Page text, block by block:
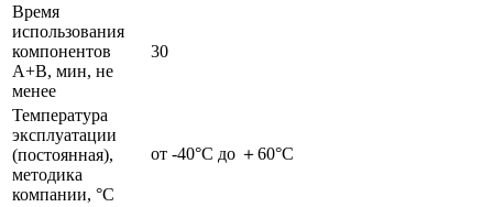
Время
использования
компонентов
А+B, мин, не
менее
30
Температура
эксплуатации
(постоянная),
методика
компании, °С
от -40°С до ＋60°С